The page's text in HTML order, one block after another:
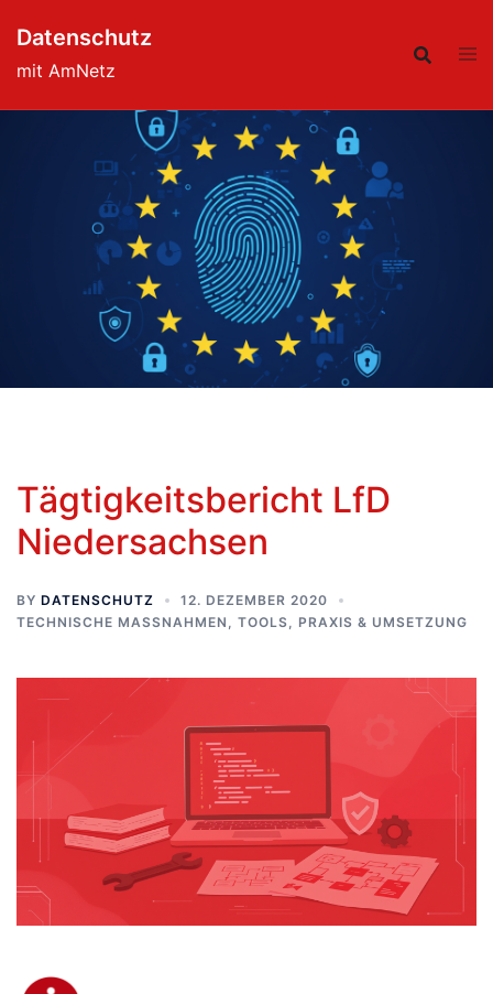
content
Datenschutz
mit AmNetz
Tägtigkeitsbericht LfD
Niedersachsen
BY DATENSCHUTZ
12. DEZEMBER 2020
TECHNISCHE MASSNAHMEN, TOOLS, PRAXIS & UMSETZUNG